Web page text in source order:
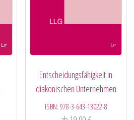
Entscheidungsfähigkeit in
diakonischen Unternehmen
ISBN: 978-3-643-13022-8